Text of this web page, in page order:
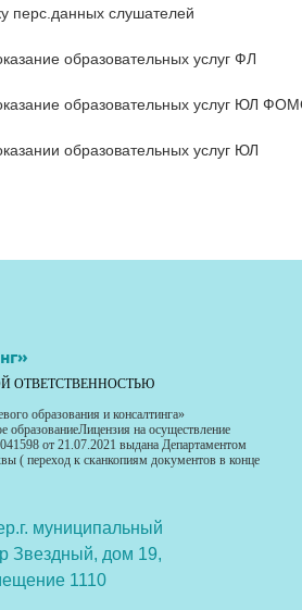
перс.данных слушателей
образовательных услуг ФЛ
образовательных услуг ЮЛ
образовательных услуг ЮЛ
ОТВЕТСТВЕННОСТЬЮ
образования и консалтинга»
образованиеЛицензия на осуществление
от 21.07.2021 выдана Департаментом
( переход к сканкопиям документов в конце
муниципальный
Звездный, дом 19,
1110